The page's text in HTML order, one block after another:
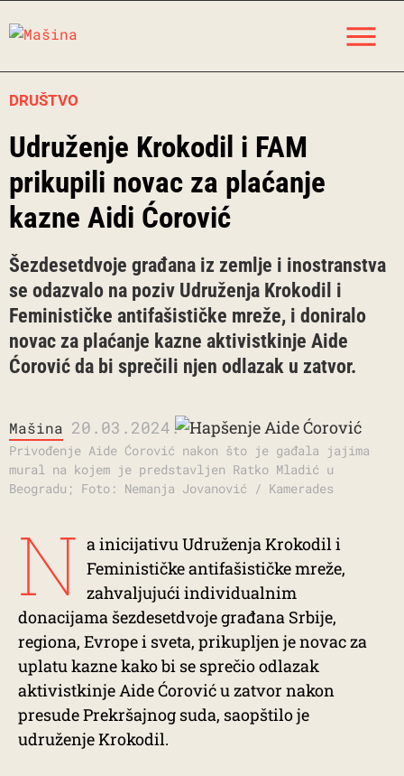
to
DRUŠTVO
Udruženje Krokodil i FAM
prikupili novac za plaćanje
kazne Aidi Ćorović
Šezdesetdvoje građana iz zemlje i inostranstva
se odazvalo na poziv Udruženja Krokodil i
Feminističke antifašističke mreže, i doniralo
novac za plaćanje kazne aktivistkinje Aide
Ćorović da bi sprečili njen odlazak u zatvor.
Mašina 20.03.2024.
Privođenje Aide Ćorović nakon što je gađala jajima
mural na kojem je predstavljen Ratko Mladić u
Beogradu; Foto: Nemanja Jovanović / Kamerades
N a inicijativu Udruženja Krokodil i
Feminističke antifašističke mreže,
zahvaljujući individualnim
donacijama šezdesetdvoje građana Srbije,
regiona, Evrope i sveta, prikupljen je novac za
uplatu kazne kako bi se sprečio odlazak
aktivistkinje Aide Ćorović u zatvor nakon
presude Prekršajnog suda, saopštilo je
udruženje Krokodil.